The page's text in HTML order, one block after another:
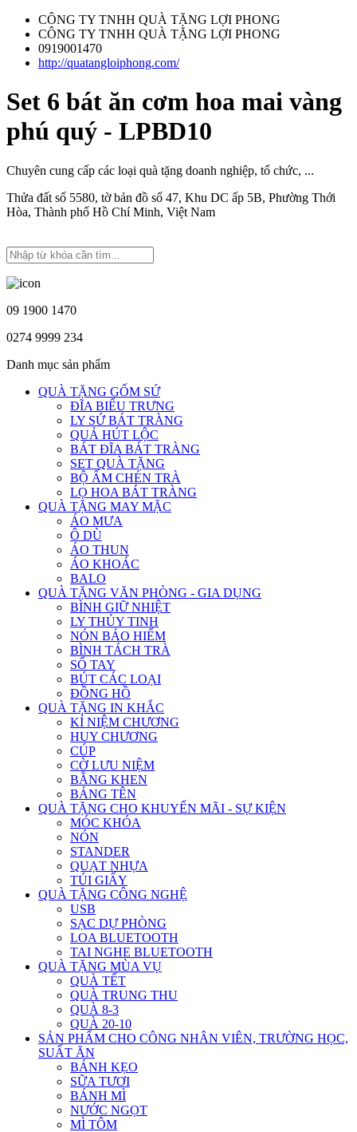
CÔNG TY TNHH QUÀ TẶNG LỢI PHONG
CÔNG TY TNHH QUÀ TẶNG LỢI PHONG
0919001470
http://quatangloiphong.com/
Set 6 bát ăn cơm hoa mai vàng
phú quý - LPBD10
Chuyên cung cấp các loại quà tặng doanh nghiệp, tổ chức, ...
Thửa đất số 5580, tờ bản đồ số 47, Khu DC ấp 5B, Phường Thới
Hòa, Thành phố Hồ Chí Minh, Việt Nam
09 1900 1470
0274 9999 234
Danh mục sản phẩm
QUÀ TẶNG GỐM SỨ
ĐĨA BIỂU TRƯNG
LY SỨ BÁT TRÀNG
QUẢ HÚT LỘC
BÁT ĐĨA BÁT TRÀNG
SET QUÀ TẶNG
BỘ ẤM CHÉN TRÀ
LỌ HOA BÁT TRÀNG
QUÀ TẶNG MAY MẶC
ÁO MƯA
Ô DÙ
ÁO THUN
ÁO KHOÁC
BALO
QUÀ TẶNG VĂN PHÒNG - GIA DỤNG
BÌNH GIỮ NHIỆT
LY THỦY TINH
NÓN BẢO HIỂM
BÌNH TÁCH TRÀ
SỔ TAY
BÚT CÁC LOẠI
ĐỒNG HỒ
QUÀ TẶNG IN KHẮC
KỈ NIỆM CHƯƠNG
HUY CHƯƠNG
CÚP
CỜ LƯU NIỆM
BẰNG KHEN
BẢNG TÊN
QUÀ TẶNG CHO KHUYẾN MÃI - SỰ KIỆN
MÓC KHÓA
NÓN
STANDER
QUẠT NHỰA
TÚI GIẤY
QUÀ TẶNG CÔNG NGHỆ
USB
SẠC DỰ PHÒNG
LOA BLUETOOTH
TAI NGHE BLUETOOTH
QUÀ TẶNG MÙA VỤ
QUÀ TẾT
QUÀ TRUNG THU
QUÀ 8-3
QUÀ 20-10
SẢN PHẨM CHO CÔNG NHÂN VIÊN, TRƯỜNG HỌC,
SUẤT ĂN
BÁNH KẸO
SỮA TƯƠI
BÁNH MÌ
NƯỚC NGỌT
MÌ TÔM